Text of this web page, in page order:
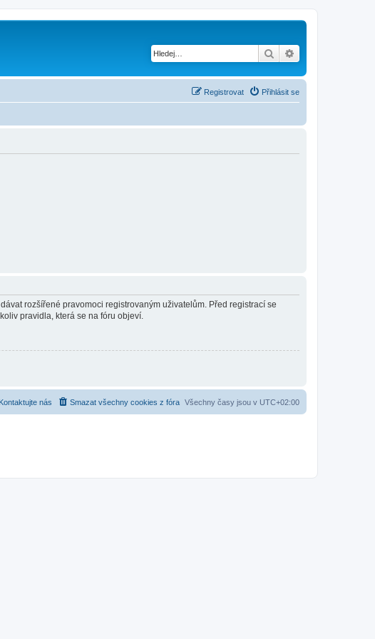
Hledat
Přihlásit se
Registrovat
rozšířené pravomoci registrovaným uživatelům. Před registrací se
pravidla, která se na fóru objeví.
Všechny časy jsou v UTC+02:00
Smazat všechny cookies z fóra
Kontaktujte nás